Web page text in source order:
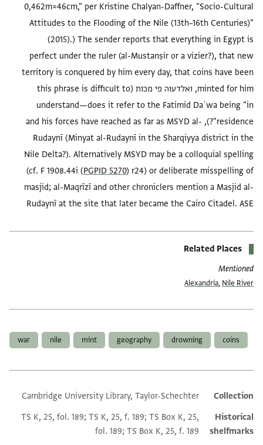
0,462m≈46cm," per Kristine Chalyan-Daffner, "Socio-Cultural
Attitudes to the Flooding of the Nile (13th–16th Centuries)"
(2015).) The sender reports that everything in Egypt is
perfect under the ruler (al-Mustanṣir or a vizier?), that new
territory is conquered by him every day, that coins have been
minted for him, ואלדעוה פי מכות (this phrase is difficult to
understand—does it refer to the Fatimid Daʿwa being "in
residence"?), and his forces have reached as far as MSYD al-
Rudaynī (Minyat al-Rudaynī in the Sharqiyya district in the
Nile Delta?). Alternatively MSYD may be a colloquial spelling
(cf. F 1908.44i (PGPID 5270) r24) or deliberate misspelling of
masjid; al-Maqrīzī and other chroniclers mention a Masjid al-
Rudaynī at the site that later became the Cairo Citadel. ASE
Related Places
Mentioned
Alexandria ,Nile River
coins
drowning
geography
mint
nile
war
Additional metadata
Collection
Cambridge University Library, Taylor-Schechter
Historical
shelfmarks
TS K, 25, fol. 189; TS K, 25, f. 189; TS Box K, 25,
fol. 189; TS Box K, 25, f. 189